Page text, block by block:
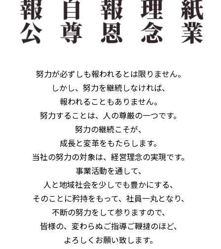
努力が必ずしも報われるとは限りません。
しかし、努力を継続しなければ、
報われることもありません。
努力することは、人の尊厳の一つです。
努力の継続こそが、
成長と変革をもたらします。
当社の努力の対象は、経営理念の実現です。
事業活動を通して、
人と地域社会を少しでも豊かにする、
そのことに矜持をもって、社員一丸となり、
不断の努力をして参りますので、
皆様の、変わらぬご指導ご鞭撻のほど、
よろしくお願い致します。